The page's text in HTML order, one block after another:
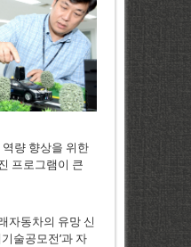
량 향상을 위한
프로그램이 큰
자동차의 유망 신
술공모전’과 자